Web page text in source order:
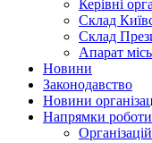
Керівні
Склад
Склад
Апарат
Новини
Законодавство
Новини
Напрямки роботи